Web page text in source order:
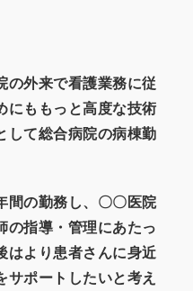
の外来で看護業務に従
にももっと高度な技術
して総合病院の病棟勤
間の勤務し、〇〇医院
の指導・管理にあたっ
はより患者さんに身近
サポートしたいと考え